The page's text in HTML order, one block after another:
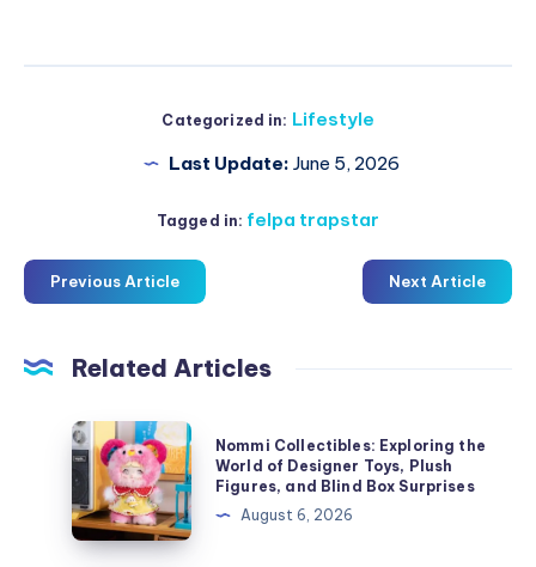
Categorized in: Lifestyle
Last Update: June 5, 2026
Tagged in: felpa trapstar
Previous Article Next Article
Related Articles
Nommi
Collectibles:
Exploring
the
World
Nommi Collectibles: Exploring the
World of Designer Toys, Plush
Figures, and Blind Box Surprises
August 6, 2026